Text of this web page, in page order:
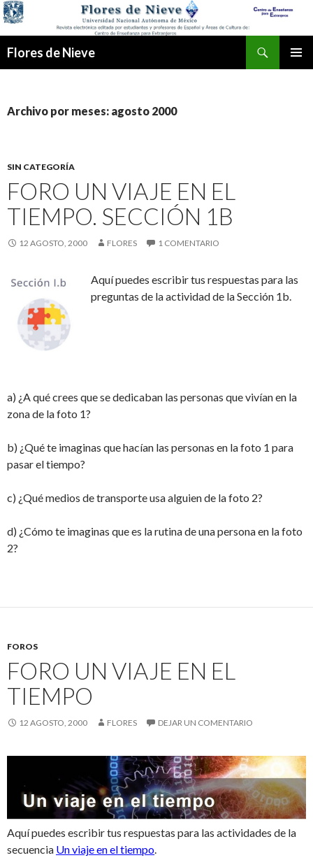
Flores de Nieve
Archivo por meses: agosto 2000
SIN CATEGORÍA
FORO UN VIAJE EN EL
TIEMPO. SECCIÓN 1B
12 AGOSTO, 2000 FLORES 1 COMENTARIO
Aquí puedes escribirtus respuestas para las
preguntas de la actividad de la Sección 1b.
a) ¿A qué crees que se dedicaban las personas que vivían en la
zona de la foto 1?
b) ¿Qué te imaginas que hacían las personas en la foto 1 para
pasar el tiempo?
c) ¿Qué medios de transporte usa alguien de la foto 2?
d) ¿Cómo te imaginas que es la rutina de una persona en la foto
2?
FOROS
FORO UN VIAJE EN EL
TIEMPO
12 AGOSTO, 2000 FLORES DEJAR UN COMENTARIO
Aquí puedes escribir tus respuestas para las actividades de la
secuencia Un viaje en el tiempo.